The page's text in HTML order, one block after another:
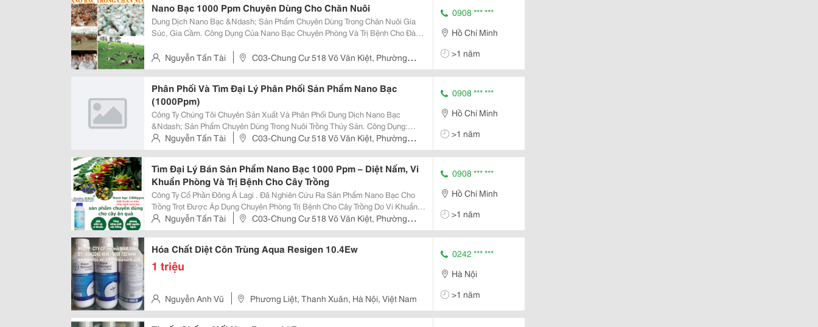
Nano Bạc 1000 Ppm Chuyên Dùng Cho Chăn Nuôi
Dung Dịch Nano Bạc &Ndash; Sản Phẩm Chuyên Dùng Trong Chăn Nuôi Gia
Súc, Gia Cầm. Công Dụng Của Nano Bạc Chuyên Phòng Và Trị Bệnh Cho Đàn
Trị Bệnh Đường Ruột Do Vi Khuẩ
Nguyễn Tấn Tài
C03-Chung Cư 518 Võ Văn Kiệt, Phường
Cầu Kho, Quận 1, Hồ Chí Minh
0908 *** ***
Hồ Chí Minh
>1 năm
Phân Phối Và Tìm Đại Lý Phân Phối Sản Phẩm Nano Bạc
(1000Ppm)
Công Ty Chúng Tôi Chuyên Sản Xuất Và Phân Phối Dung Dịch Nano Bạc
&Ndash; Sản Phẩm Chuyên Dùng Trong Nuôi Trồng Thủy Sản. Công Dụng:
&Ndash; Diệt Hầu Hết Các Loại Vi Khuẩn, Virút &Ndash; Xử Lý Và Cải Tạo Môi
Trường Nuôi Trồng Thủy Sản &Ndash; P
Nguyễn Tấn Tài
C03-Chung Cư 518 Võ Văn Kiệt, Phường
Cầu Kho, Quận 1, Hồ Chí Minh
0908 *** ***
Hồ Chí Minh
>1 năm
Tìm Đại Lý Bán Sản Phẩm Nano Bạc 1000 Ppm – Diệt Nấm, Vi
Khuẩn Phòng Và Trị Bệnh Cho Cây Trồng
Công Ty Cổ Phần Đông Á Lagi . Đã Nghiên Cứu Ra Sản Phẩm Nano Bạc Cho
Trồng Trọt Được Áp Dụng Chuyên Phòng Trị Bệnh Cho Cây Trồng Do Vi Khuẩn
Và Nấm Bệnh Vô Cùng Hiệu Quả. Đối Với Trồng Trọt Dung Dịch Nano Bạc Có
Công Dụng: Nano Bạc Giúp Phòng T
Nguyễn Tấn Tài
C03-Chung Cư 518 Võ Văn Kiệt, Phường
Cầu Kho, Quận 1, Hồ Chí Minh
0908 *** ***
Hồ Chí Minh
>1 năm
Hóa Chất Diệt Côn Trùng Aqua Resigen 10.4Ew
1 triệu
Nguyễn Anh Vũ Phương Liệt, Thanh Xuân, Hà Nội, Việt Nam
0242 *** ***
Hà Nội
>1 năm